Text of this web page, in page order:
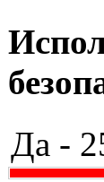
Да -